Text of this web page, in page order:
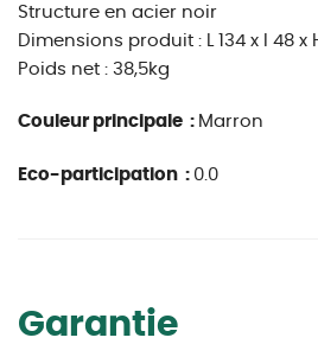
Structure en acier noir
Dimensions produit : L 134 x l 48 x
Poids net : 38,5kg
Couleur principale : Marron
Eco-participation : 0.0
Garantie